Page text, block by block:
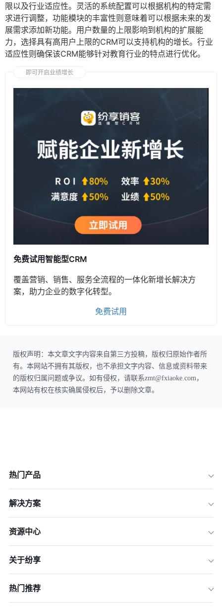
限以及行业适应性。灵活的系统配置可以根据机构的特定需
求进行调整，功能模块的丰富性则意味着可以根据未来的发
展需求添加新功能。用户数量的上限影响到机构的扩展能
力，选择具有高用户上限的CRM可以支持机构的增长。行业
适应性则确保该CRM能够针对教育行业的特点进行优化。
即可开启业绩增长
免费试用智能型CRM
覆盖营销、销售、服务全流程的一体化新增长解决方
案，助力企业的数字化转型。
免费试用
版权声明：本文章文字内容来自第三方投稿，版权归原始作者所
有。本网站不拥有其版权，也不承担文字内容、信息或资料带来
的版权归属问题或争议。如有侵权，请联系zmt@fxiaoke.com，
本网站有权在核实确属侵权后，予以删除文章。
热门产品
解决方案
资源中心
关于纷享
热门推荐